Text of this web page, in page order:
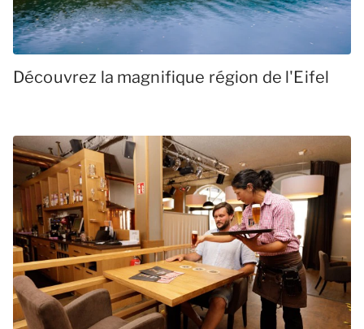
Découvrez la magnifique région de l'Eifel